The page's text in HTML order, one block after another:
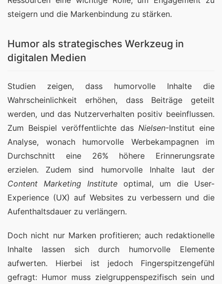
steigern und die Markenbindung zu stärken.
Humor als strategisches Werkzeug in
digitalen Medien
Studien zeigen, dass humorvolle Inhalte die
Wahrscheinlichkeit erhöhen, dass Beiträge geteilt
werden, und das Nutzerverhalten positiv beeinflussen.
Zum Beispiel veröffentlichte das Nielsen-Institut eine
Analyse, wonach humorvolle Werbekampagnen im
Durchschnitt eine 26% höhere Erinnerungsrate
Content Marketing Institute optimal, um die User-
Experience (UX) auf Websites zu verbessern und die
Aufenthaltsdauer zu verlängern.
Doch nicht nur Marken profitieren; auch redaktionelle
Inhalte lassen sich durch humorvolle Elemente
aufwerten. Hierbei ist jedoch Fingerspitzengefühl
gefragt: Humor muss zielgruppenspezifisch sein und